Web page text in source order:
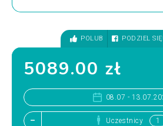
POLUB PODZIEL SIĘ!
5089.00 zł
08.07 -
Uczestnicy